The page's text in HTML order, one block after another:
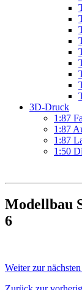
3D-Druck
1:87
1:87
1:87
1:50
Modellbau
6
Weiter zur